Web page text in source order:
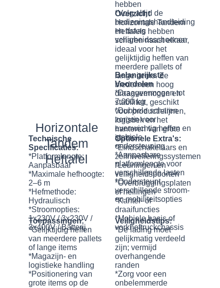
hebben
*Volg altijd de
bedieningshandleiding
en draag
veiligheidsschoenen
Horizontale
Tandem
Heftafel
Overzicht
Horizontale Tandem
Heftafels hebben
scharen naast elkaar,
ideaal voor het
gelijktijdig heffen van
meerdere pallets of
lange items. Ze
bieden een hoog
draagvermogen en
stabiliteit, geschikt
voor productielijnen,
logistiek en het
hanteren van grote
items.
Belangrijkste
Voordelen
*Draagvermogen tot
7.000 kg
*Dubbele scharen
zorgen voor
evenwichtig heffen en
stabiele
ondersteuning
*Aanpasbare
platformlengte voor
verschillende lasten
*Ondersteunt
verschillende stroom-
en mobiliteitsopties
Technische
Specificaties:
*Platformlengte:
Aanpasbaar
*Maximale hefhoogte:
2–6 m
*Hefmethode:
Hydraulisch
*Stroomopties:
1x230V / 3x230V /
3x400V / Batterij
Optionele Extra's:
*Eindschakelaars en
zelfnivelleringssystemen
*Leuningen en
veiligheidspoorten
*Overbruggingsplaten
of hellingen
*Kantel- of
draaifuncties
*Mobiele basis of
vorkheftruckchassis
Toepassingen:
*Gelijktijdig heffen
van meerdere pallets
of lange items
*Magazijn- en
logistieke handling
*Positionering van
grote items op de
Veiligheidstips:
*De lading moet
gelijkmatig verdeeld
zijn; vermijd
overhangende
randen
*Zorg voor een
onbelemmerde